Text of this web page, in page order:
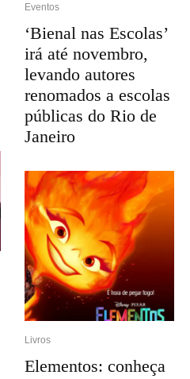
Eventos
‘Bienal nas Escolas’
irá até novembro,
levando autores
renomados a escolas
públicas do Rio de
Janeiro
Livros
Elementos: conheça